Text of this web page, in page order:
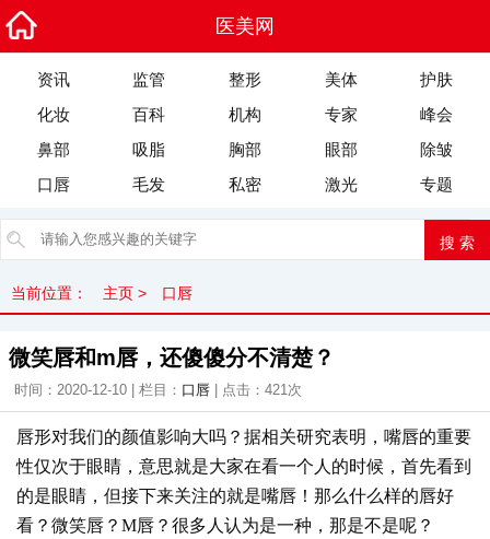
医美网
资讯 监管 整形 美体
护肤
化妆
百科 机构 专家
峰会
鼻部
吸脂 胸部 眼部
除皱
口唇
毛发 私密 激光 专题
当前位置： 主页 > 口唇
微笑唇和m唇，还傻傻分不清楚？
时间：2020-12-10 | 栏目： 口唇 | 点击： 421次
唇形对我们的颜值影响大吗？据相关研究表明，嘴唇的重要
性仅次于眼睛，意思就是大家在看一个人的时候，首先看到
的是眼睛，但接下来关注的就是嘴唇！那么什么样的唇好
看？微笑唇？M唇？很多人认为是一种，那是不是呢？